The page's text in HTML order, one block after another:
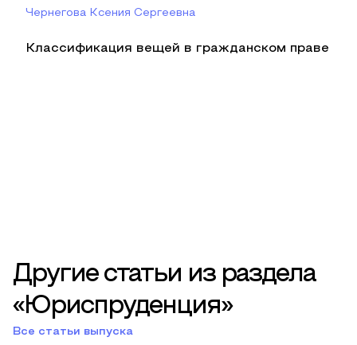
Чернегова Ксения Сергеевна
Классификация вещей в гражданском праве
Другие статьи из раздела
«Юриспруденция»
Все статьи выпуска